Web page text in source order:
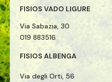
FISIOS VADO LIGURE
Via Sabazia, 30
019 883516
FISIOS ALBENGA
Via degli Orti, 56